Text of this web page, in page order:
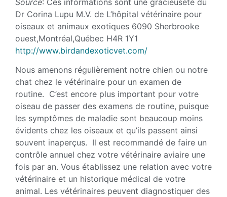
Source: Ces informations sont une gracieuseté du
Dr Corina Lupu M.V. de L’hôpital vétérinaire pour
oiseaux et animaux exotiques 6090 Sherbrooke
ouest,Montréal,Québec H4R 1Y1
http://www.birdandexoticvet.com/
Nous amenons régulièrement notre chien ou notre
chat chez le vétérinaire pour un examen de
routine. C’est encore plus important pour votre
oiseau de passer des examens de routine, puisque
les symptômes de maladie sont beaucoup moins
évidents chez les oiseaux et qu’ils passent ainsi
souvent inaperçus. Il est recommandé de faire un
contrôle annuel chez votre vétérinaire aviaire une
fois par an. Vous établissez une relation avec votre
vétérinaire et un historique médical de votre
animal. Les vétérinaires peuvent diagnostiquer des